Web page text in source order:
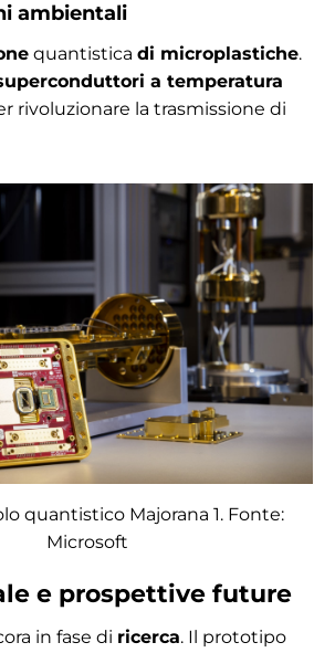
ambientali
quantistica di microplastiche.
a temperatura
rivoluzionare la trasmissione di
quantistico Majorana 1. Fonte:
Microsoft
e prospettive future
in fase di ricerca. Il prototipo